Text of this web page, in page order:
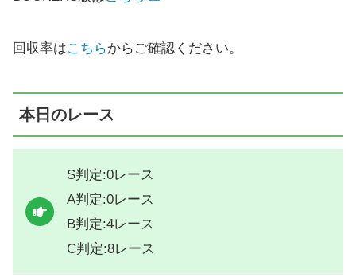
回収率はこちらからご確認ください。
本日のレース
S判定:0レース
A判定:0レース
B判定:4レース
C判定:8レース